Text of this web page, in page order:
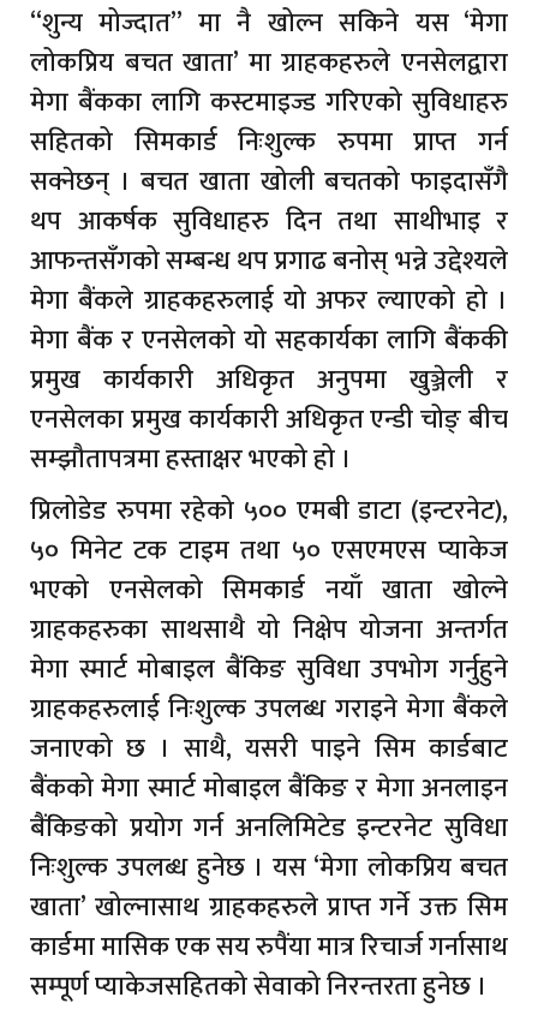
“शुन्य मोज्दात” मा नै खोल्न सकिने यस ‘मेगा
लोकप्रिय बचत खाता’ मा ग्राहकहरुले एनसेलद्वारा
मेगा बैंकका लागि कस्टमाइज्ड गरिएको सुविधाहरु
सहितको सिमकार्ड निःशुल्क रुपमा प्राप्त गर्न
सक्नेछन् । बचत खाता खोली बचतको फाइदासँगै
थप आकर्षक सुविधाहरु दिन तथा साथीभाइ र
आफन्तसँगको सम्बन्ध थप प्रगाढ बनोस् भन्ने उद्देश्यले
मेगा बैंकले ग्राहकहरुलाई यो अफर ल्याएको हो ।
मेगा बैंक र एनसेलको यो सहकार्यका लागि बैंककी
प्रमुख कार्यकारी अधिकृत अनुपमा खुञ्जेली र
एनसेलका प्रमुख कार्यकारी अधिकृत एन्डी चोङ् बीच
सम्झौतापत्रमा हस्ताक्षर भएको हो ।
प्रिलोडेड रुपमा रहेको ५०० एमबी डाटा (इन्टरनेट),
५० मिनेट टक टाइम तथा ५० एसएमएस प्याकेज
भएको एनसेलको सिमकार्ड नयाँ खाता खोल्ने
ग्राहकहरुका साथसाथै यो निक्षेप योजना अन्तर्गत
मेगा स्मार्ट मोबाइल बैंकिङ सुविधा उपभोग गर्नुहुने
ग्राहकहरुलाई निःशुल्क उपलब्ध गराइने मेगा बैंकले
जनाएको छ । साथै, यसरी पाइने सिम कार्डबाट
बैंकको मेगा स्मार्ट मोबाइल बैंकिङ र मेगा अनलाइन
बैंकिङको प्रयोग गर्न अनलिमिटेड इन्टरनेट सुविधा
निःशुल्क उपलब्ध हुनेछ । यस ‘मेगा लोकप्रिय बचत
खाता’ खोल्नासाथ ग्राहकहरुले प्राप्त गर्ने उक्त सिम
कार्डमा मासिक एक सय रुपैंया मात्र रिचार्ज गर्नासाथ
सम्पूर्ण प्याकेजसहितको सेवाको निरन्तरता हुनेछ ।